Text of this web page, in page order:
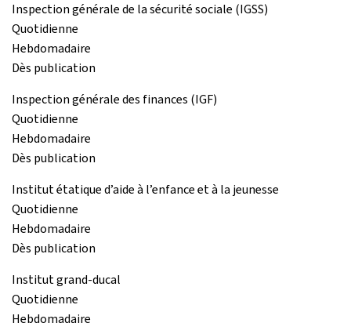
Inspection générale de la sécurité sociale (IGSS)
Quotidienne
Hebdomadaire
Dès publication
Inspection générale des finances (IGF)
Quotidienne
Hebdomadaire
Dès publication
Institut étatique d’aide à l’enfance et à la jeunesse
Quotidienne
Hebdomadaire
Dès publication
Institut grand-ducal
Quotidienne
Hebdomadaire